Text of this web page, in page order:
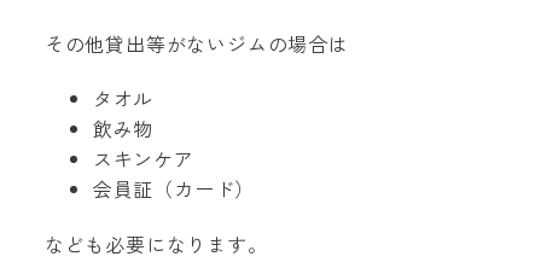
その他貸出等がないジムの場合は
タオル
飲み物
スキンケア
会員証（カード）
なども必要になります。